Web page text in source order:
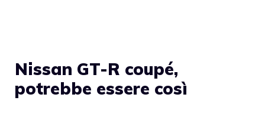
Nissan GT-R coupé,
potrebbe essere così